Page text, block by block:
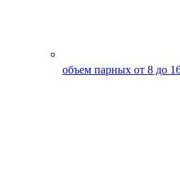
объем парных от 8 до